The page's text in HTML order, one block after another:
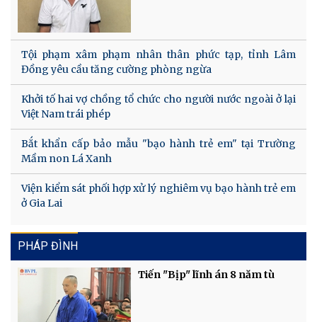
Tội phạm xâm phạm nhân thân phức tạp, tỉnh Lâm
Đồng yêu cầu tăng cường phòng ngừa
Khởi tố hai vợ chồng tổ chức cho người nước ngoài ở lại
Việt Nam trái phép
Bắt khẩn cấp bảo mẫu "bạo hành trẻ em" tại Trường
Mầm non Lá Xanh
Viện kiểm sát phối hợp xử lý nghiêm vụ bạo hành trẻ em
ở Gia Lai
PHÁP ĐÌNH
Tiến "Bịp" lĩnh án 8 năm tù